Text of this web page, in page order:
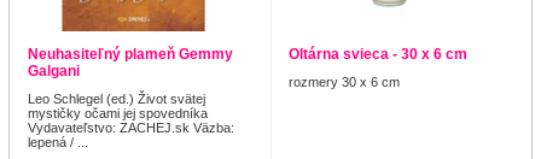
Neuhasiteľný plameň Gemmy
Galgani
Leo Schlegel (ed.) Život svätej
mystičky očami jej spovedníka
Vydavateľstvo: ZACHEJ.sk Väzba:
lepená / ...
Oltárna svieca - 30 x 6 cm
rozmery 30 x 6 cm